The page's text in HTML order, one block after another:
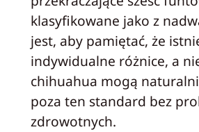
klasyfikowane jako z
jest, aby pamiętać, że
indywidualne różnice, a
chihuahua mogą
poza ten standard bez
zdrowotnych.